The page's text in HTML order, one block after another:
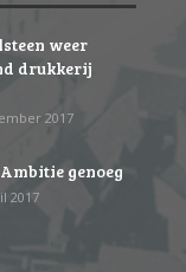
weer
drukkerij
2017
genoeg
2017